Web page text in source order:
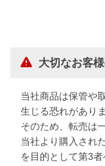
大切なお客
当社商品は保管や
生じる恐れがありま
そのため、転売は
当社より購入され
を目的として第3